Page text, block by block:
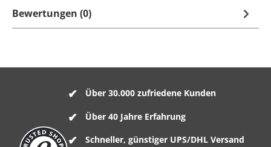
Bewertungen (0)
Über 30.000 zufriedene Kunden
Über 40 Jahre Erfahrung
Schneller, günstiger UPS/DHL Versand